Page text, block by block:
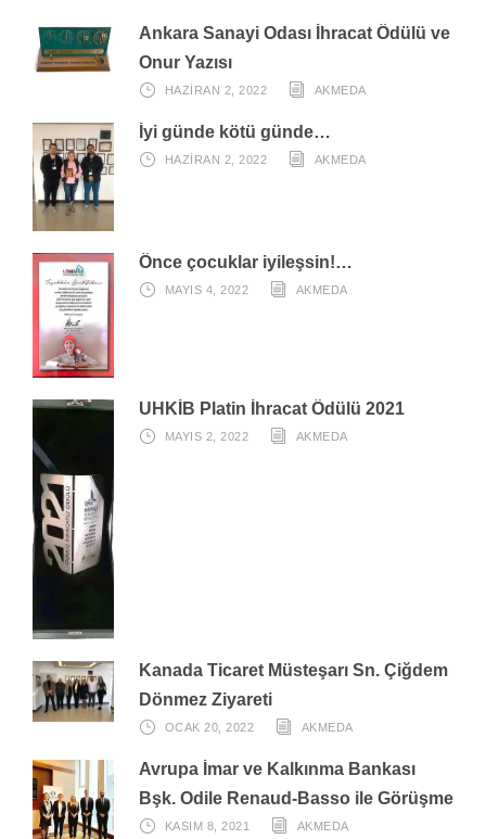
Ankara Sanayi Odası İhracat Ödülü ve
Onur Yazısı
HAZIRAN 2, 2022 AKMEDA
İyi günde kötü günde…
HAZIRAN 2, 2022 AKMEDA
Önce çocuklar iyileşsin!…
MAYIS 4, 2022 AKMEDA
UHKİB Platin İhracat Ödülü 2021
MAYIS 2, 2022 AKMEDA
Kanada Ticaret Müsteşarı Sn. Çiğdem
Dönmez Ziyareti
OCAK 20, 2022 AKMEDA
Avrupa İmar ve Kalkınma Bankası
Bşk. Odile Renaud-Basso ile Görüşme
KASIM 8, 2021 AKMEDA